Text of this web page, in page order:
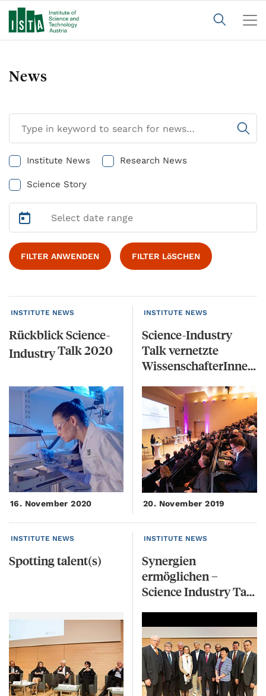
News
Institute News Research News
Science Story
FILTER ANWENDEN FILTER LöSCHEN
INSTITUTE NEWS
Rückblick Science-
IndustryTalk 2020
16. November 2020
INSTITUTE NEWS
Science-Industry
Talk vernetzte
WissenschafterInnen mit der Wirtschaft
20. November 2019
INSTITUTE NEWS
Spottingtalent(s)
INSTITUTE NEWS
Synergien
ermöglichen –
Science Industry Talk 2013